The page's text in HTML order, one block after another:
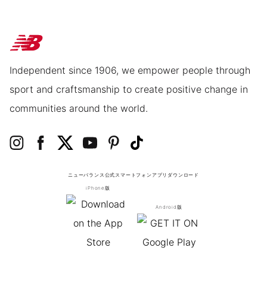
Independent since 1906, we empower people through
sport and craftsmanship to create positive change in
communities around the world.
ニューバランス公式スマートフォンアプリ ダウンロード
iPhone版
Android版